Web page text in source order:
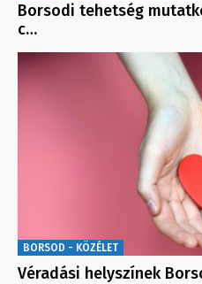
Borsodi tehetség
c…
BORSOD - KÖZÉLET
Véradási helyszínek